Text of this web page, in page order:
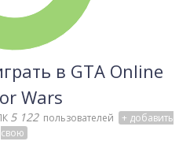
в GTA Online
Wars
5 122 пользователей
+ добавить
свою